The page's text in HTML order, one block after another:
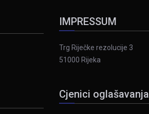
IMPRESSUM
Trg Riječke rezolucije 3
51000 Rijeka
Cjenici oglašavanja